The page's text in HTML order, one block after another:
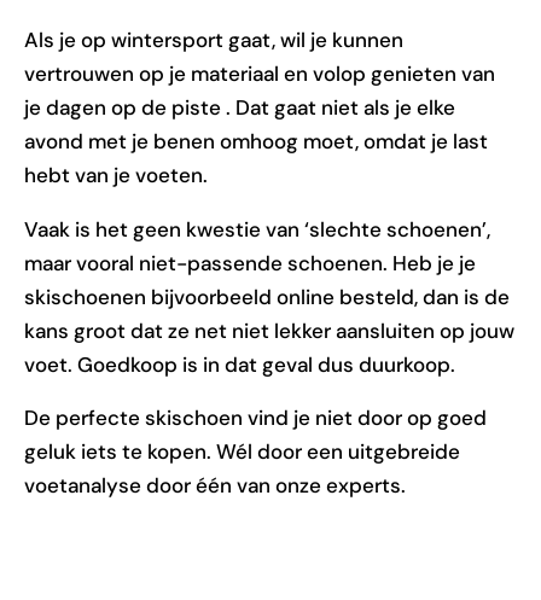
Als je op wintersport gaat, wil je kunnen
vertrouwen op je materiaal en volop genieten van
je dagen op de piste . Dat gaat niet als je elke
avond met je benen omhoog moet, omdat je last
hebt van je voeten.
Vaak is het geen kwestie van ‘slechte schoenen’,
maar vooral niet-passende schoenen. Heb je je
skischoenen bijvoorbeeld online besteld, dan is de
kans groot dat ze net niet lekker aansluiten op jouw
voet. Goedkoop is in dat geval dus duurkoop.
De perfecte skischoen vind je niet door op goed
geluk iets te kopen. Wél door een uitgebreide
voetanalyse door één van onze experts.